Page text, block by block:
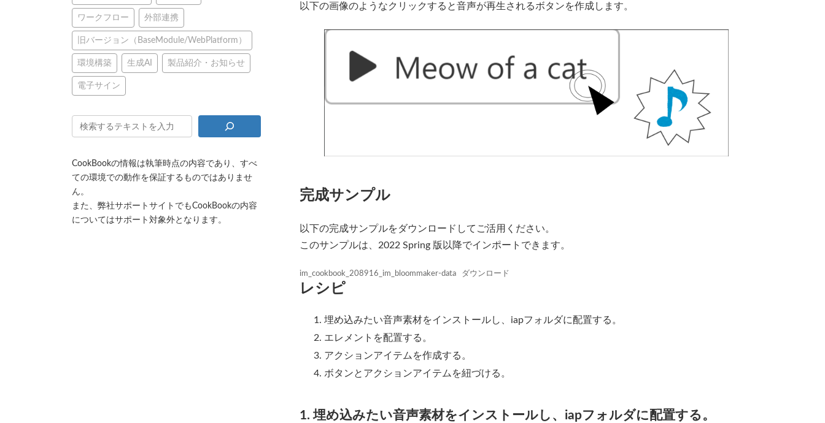
以下の画像のようなクリックすると音声が再生されるボタンを作成します。
完成サンプル
以下の完成サンプルをダウンロードしてご活用ください。
このサンプルは、2022 Spring 版以降でインポートできます。
im_cookbook_208916_im_bloommaker-data ダウンロード
レシピ
埋め込みたい音声素材をインストールし、iapフォルダに配置する。
エレメントを配置する。
アクションアイテムを作成する。
ボタンとアクションアイテムを紐づける。
1. 埋め込みたい音声素材をインストールし、iapフォルダに配置する。
ワークフロー 外部連携
旧バージョン（BaseModule/WebPlatform）
環境構築 生成AI 製品紹介・お知らせ
電子サイン
CookBookの情報は執筆時点の内容であり、すべ
ての環境での動作を保証するものではありませ
ん。
また、弊社サポートサイトでもCookBookの内容
についてはサポート対象外となります。